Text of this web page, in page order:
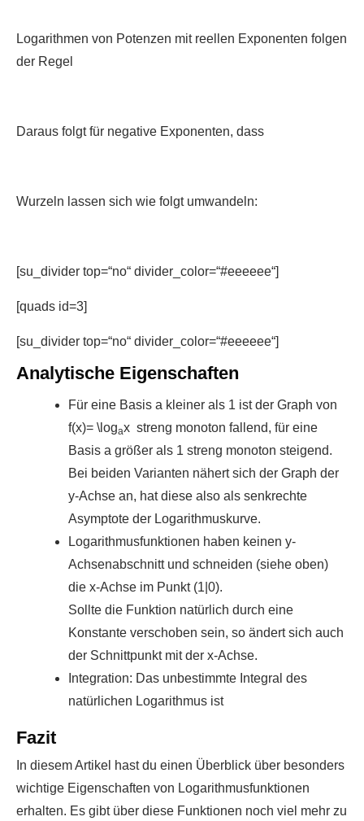
Logarithmen von Potenzen mit reellen Exponenten folgen
der Regel
Daraus folgt für negative Exponenten, dass
Wurzeln lassen sich wie folgt umwandeln:
[su_divider top=“no“ divider_color=“#eeeeee“]
[quads id=3]
[su_divider top=“no“ divider_color=“#eeeeee“]
Analytische Eigenschaften
Für eine Basis a kleiner als 1 ist der Graph von
f(x)= \logax streng monoton fallend, für eine
Basis a größer als 1 streng monoton steigend.
Bei beiden Varianten nähert sich der Graph der
y-Achse an, hat diese also als senkrechte
Asymptote der Logarithmuskurve.
Logarithmusfunktionen haben keinen y-
Achsenabschnitt und schneiden (siehe oben)
die x-Achse im Punkt (1|0).
Sollte die Funktion natürlich durch eine
Konstante verschoben sein, so ändert sich auch
der Schnittpunkt mit der x-Achse.
Integration: Das unbestimmte Integral des
natürlichen Logarithmus ist
Fazit
In diesem Artikel hast du einen Überblick über besonders
wichtige Eigenschaften von Logarithmusfunktionen
erhalten. Es gibt über diese Funktionen noch viel mehr zu